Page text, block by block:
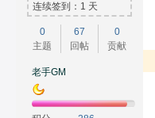
连续签到：1 天
0
主题
67
回帖
0
贡献
老手GM